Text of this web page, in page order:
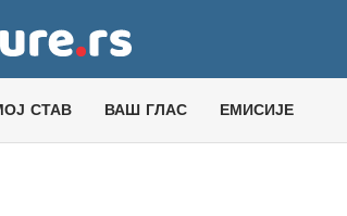
СТАВ ВАШ ГЛАС ЕМИСИЈЕ